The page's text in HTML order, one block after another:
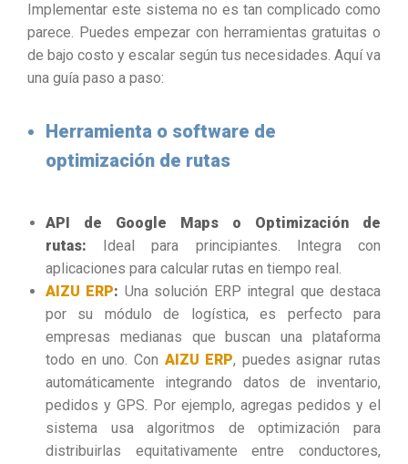
Implementar este sistema no es tan complicado como
parece. Puedes empezar con herramientas gratuitas o
de bajo costo y escalar según tus necesidades. Aquí va
una guía paso a paso:
Herramienta o software de
optimización de rutas
API de Google Maps o Optimización de
rutas: Ideal para principiantes. Integra con
aplicaciones para calcular rutas en tiempo real.
AIZU ERP: Una solución ERP integral que destaca
por su módulo de logística, es perfecto para
empresas medianas que buscan una plataforma
todo en uno. Con AIZU ERP, puedes asignar rutas
automáticamente integrando datos de inventario,
pedidos y GPS. Por ejemplo, agregas pedidos y el
sistema usa algoritmos de optimización para
distribuirlas equitativamente entre conductores,